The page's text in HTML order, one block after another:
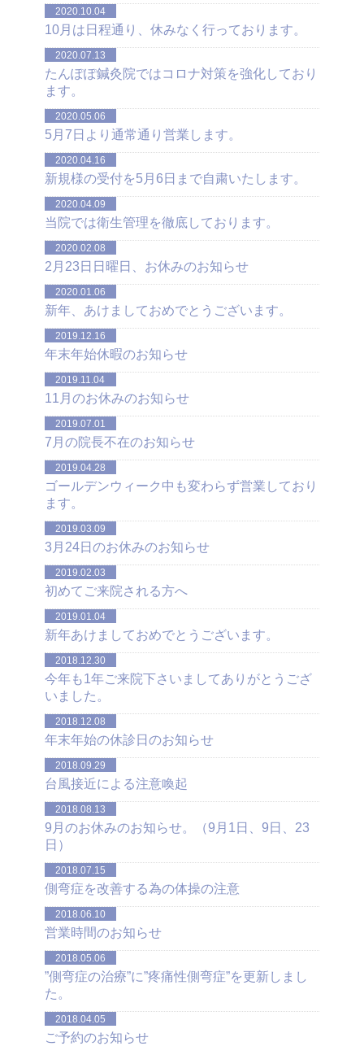
2020.10.04
10月は日程通り、休みなく行っております。
2020.07.13
たんぽぽ鍼灸院ではコロナ対策を強化しており
ます。
2020.05.06
5月7日より通常通り営業します。
2020.04.16
新規様の受付を5月6日まで自粛いたします。
2020.04.09
当院では衛生管理を徹底しております。
2020.02.08
2月23日日曜日、お休みのお知らせ
2020.01.06
新年、あけましておめでとうございます。
2019.12.16
年末年始休暇のお知らせ
2019.11.04
11月のお休みのお知らせ
2019.07.01
7月の院長不在のお知らせ
2019.04.28
ゴールデンウィーク中も変わらず営業しており
ます。
2019.03.09
3月24日のお休みのお知らせ
2019.02.03
初めてご来院される方へ
2019.01.04
新年あけましておめでとうございます。
2018.12.30
今年も1年ご来院下さいましてありがとうござ
いました。
2018.12.08
年末年始の休診日のお知らせ
2018.09.29
台風接近による注意喚起
2018.08.13
9月のお休みのお知らせ。（9月1日、9日、23
日）
2018.07.15
側弯症を改善する為の体操の注意
2018.06.10
営業時間のお知らせ
2018.05.06
”側弯症の治療”に”疼痛性側弯症”を更新しまし
た。
2018.04.05
ご予約のお知らせ